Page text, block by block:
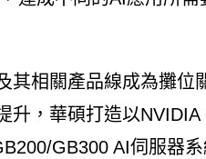
相關產品線成為攤位
升，華碩打造以
GB300 AI伺服器